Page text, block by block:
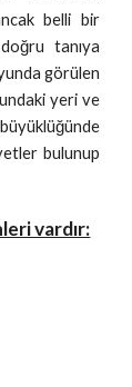
belli bir
tanıya
görülen
yeri ve
bulunup
vardır: